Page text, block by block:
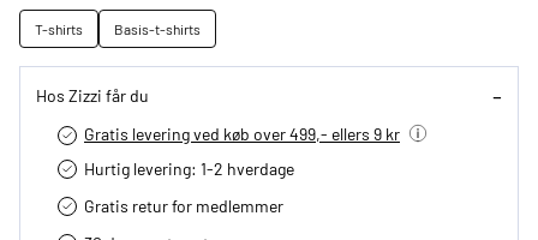
T-shirts Basis-t-shirts
Hos Zizzi får du
Gratis levering ved køb over 499,- ellers 9 kr
Hurtig levering­: 1-2 hverdage
Gratis retur for medlemmer